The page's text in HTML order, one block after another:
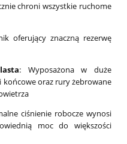
chroni wszystkie ruchome
oferujący znaczną rezerwę
: Wyposażona w duże
końcowe oraz rury żebrowane
ciśnienie robocze wynosi
moc do większości